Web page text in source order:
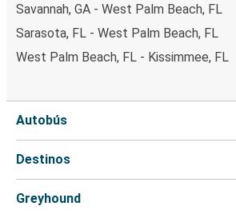
Savannah, GA - West Palm Beach, FL
Sarasota, FL - West Palm Beach, FL
West Palm Beach, FL - Kissimmee, FL
Autobús
Destinos
Greyhound